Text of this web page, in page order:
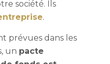
société. Ils
.
prévues dans les
un pacte